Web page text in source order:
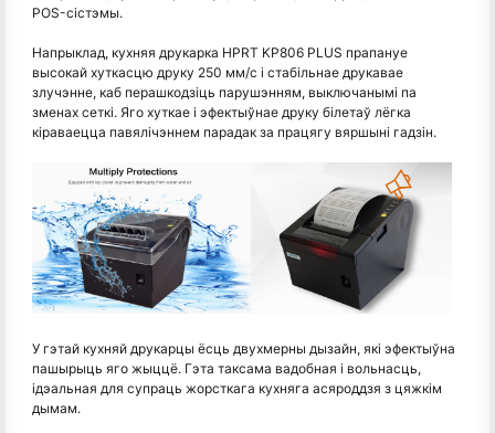
POS-сістэмы.
Напрыклад, кухняя друкарка HPRT KP806 PLUS прапануе
высокай хуткасцю друку 250 мм/с і стабільнае друкавае
злучэнне, каб перашкодзіць парушэнням, выключанымі па
зменах сеткі. Яго хуткае і эфектыўнае друку білетаў лёгка
кіраваецца павялічэннем парадак за працягу вяршыні гадзін.
У гэтай кухняй друкарцы ёсць двухмерны дызайн, які эфектыўна
пашырыць яго жыццё. Гэта таксама вадобная і вольнасць,
ідэальная для супраць жорсткага кухняга асяроддзя з цяжкім
дымам.